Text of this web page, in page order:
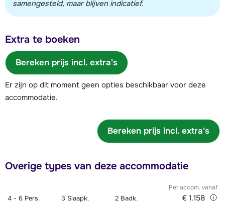
samengesteld, maar blijven indicatief.
Extra te boeken
Bereken prijs incl. extra's
Er zijn op dit moment geen opties beschikbaar voor deze
accommodatie.
Bereken prijs incl. extra's
Overige types van deze accommodatie
Per accom. vanaf
4 - 6 Pers. 3 Slaapk. 2 Badk. € 1.158